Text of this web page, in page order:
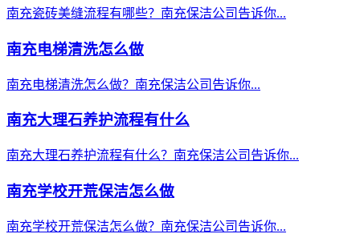
南充瓷砖美缝流程有哪些？南充保洁公司告诉你...
南充电梯清洗怎么做
南充电梯清洗怎么做？南充保洁公司告诉你...
南充大理石养护流程有什么
南充大理石养护流程有什么？南充保洁公司告诉你...
南充学校开荒保洁怎么做
南充学校开荒保洁怎么做？南充保洁公司告诉你...